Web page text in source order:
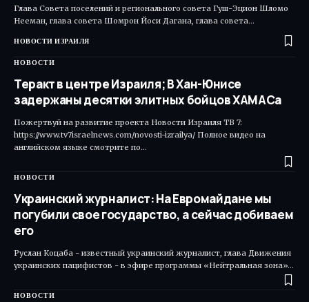
Глава Совета поселений и регионального совета Гуш-Эцион Шломо
Нееман, глава совета Шомрон Йоси Дагана, глава совета…
НОВОСТИ ИЗРАИЛЯ
НОВОСТИ
Теракт в центре Израиля; В Хан-Юнисе
задержаны десятки элитных бойцов ХАМАСа
Пожертвуй на развитие проекта Новости Израиля ТВ 7:
https://www.tv7israelnews.com/novosti-izrailya/ Полное видео на
английском языке смотрите по…
НОВОСТИ
Украинский журналист: На Евромайдане мы
погубили свое государство, а сейчас добиваем
его
Руслан Коцаба - известный украинский журналист, глава Движения
украинских пацифистов - в эфире программы «Нейтральная зона»…
НОВОСТИ